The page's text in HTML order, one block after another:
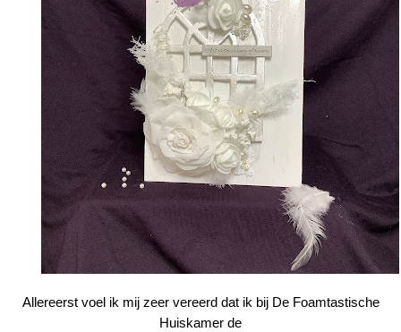
Allereerst voel ik mij zeer vereerd dat ik bij De Foamtastische
Huiskamer de